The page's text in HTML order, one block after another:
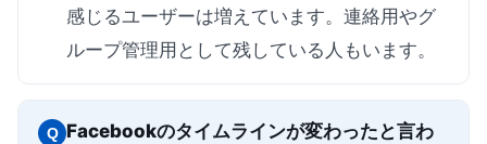
感じるユーザーは増えています。連絡用やグ
ループ管理用として残している人もいます。
Q Facebookのタイムラインが変わったと言わ